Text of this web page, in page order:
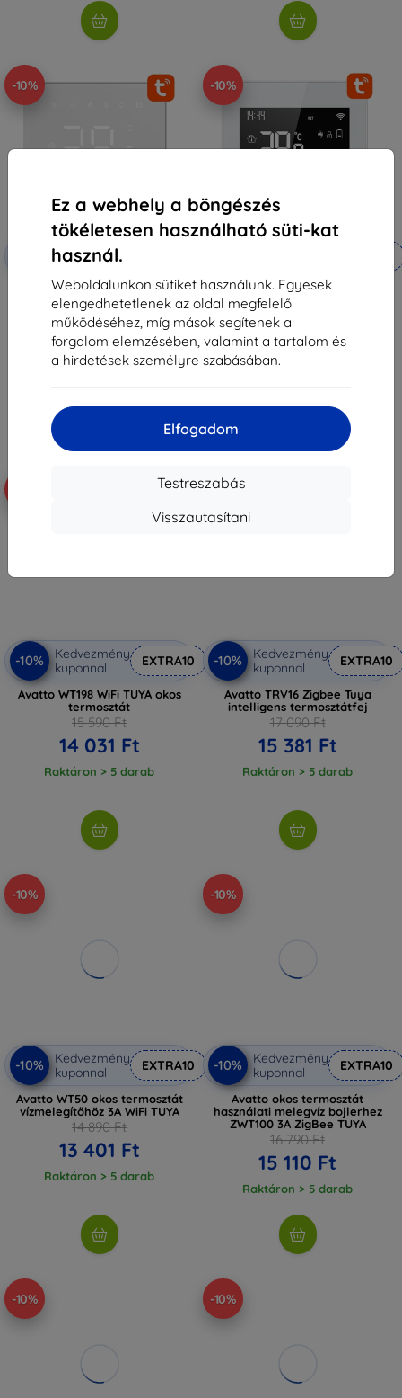
Ez a webhely a böngészés
tökéletesen használható süti-kat
használ.
Weboldalunkon sütiket használunk. Egyesek
elengedhetetlenek az oldal megfelelő
működéséhez, míg mások segítenek a
forgalom elemzésében, valamint a tartalom és
a hirdetések személyre szabásában.
Elfogadom
Testreszabás
Visszautasítani
-10%
Kedvezmény
kuponnal
Avatto WT410-BH-3A-W okos
termosztát 3A WiFi kazánhoz
12 990 Ft
11 691 Ft
Raktáron 5 darab
-10%
Avatto ZWT198 ZigBee TUYA okos
termosztát
13 390 Ft
12 051 Ft
Raktáron > 5 darab
-10%
Kedvezmény
kuponnal
EXTRA10
Avatto WT198 WiFi TUYA okos
termosztát
15 590 Ft
14 031 Ft
Raktáron > 5 darab
-10%
-10%
Kedvezmény
kuponnal
EXTRA10
Avatto TRV16 Zigbee Tuya
intelligens termosztátfej
17 090 Ft
15 381 Ft
Raktáron > 5 darab
-10%
-10%
Kedvezmény
kuponnal
EXTRA10
Avatto WT50 okos termosztát
vízmelegítőhöz 3A WiFi TUYA
14 890 Ft
13 401 Ft
Raktáron > 5 darab
-10%
-10%
Kedvezmény
kuponnal
EXTRA10
Avatto okos termosztát
használati melegvíz bojlerhez
ZWT100 3A ZigBee TUYA
16 790 Ft
15 110 Ft
Raktáron > 5 darab
-10% -10%